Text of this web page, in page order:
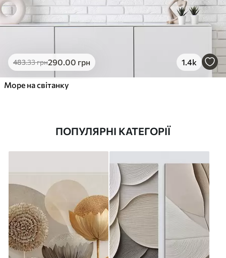
483.33грн290.00 грн 1.4k
Море на світанку
ПОПУЛЯРНІ КАТЕГОРІЇ